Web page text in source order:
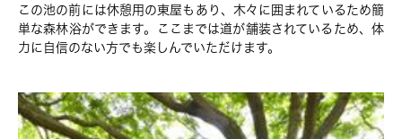
この池の前には休憩用の東屋もあり、木々に囲まれているため簡
単な森林浴ができます。ここまでは道が舗装されているため、体
力に自信のない方でも楽しんでいただけます。